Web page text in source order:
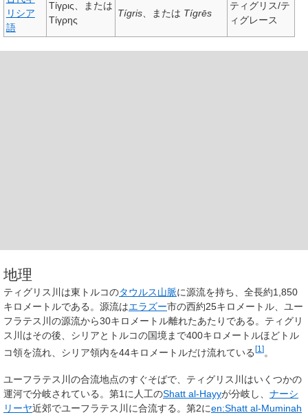
リシア
語
Τίγρις 、または
Τίγρης
Tígris、または Tígrēs
ティグリス/テ
ィグレース
地理
ティグリス川は東トルコのタウルス山脈に源流を持ち、全長約1,850
キロメートルである。源流はエラズー市の西約25キロメートル、ユー
フラテス川の源流から30キロメートル離れたあたりである。ティグリ
ス川はその後、シリアとトルコの国境まで400キロメートルほどトル
コ領を流れ、シリア領内を44キロメートルだけ流れている[1 ]。
ユーフラテス川の合流地点のすぐそばで、ティグリス川はいくつかの
運河で分岐されている。第1に人工のShatt al-Hayyが分岐し、 ナーシ
リーヤ近郊でユーフラテス川に合流する。第2にen:Shatt al-Muminah